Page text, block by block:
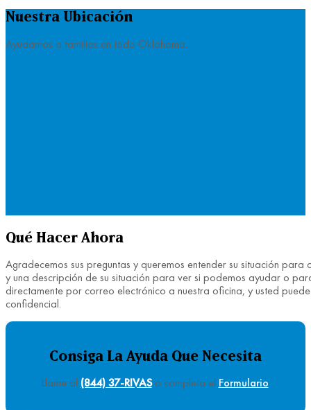
Nuestra Ubicación
Ayudamos a familias en todo Oklahoma.
Qué Hacer Ahora
Agradecemos sus preguntas y queremos entender su situación
y una descripción de su situación para ver si podemos ayudar o
directamente por correo electrónico a nuestra oficina, y usted
confidencial.
Consiga La Ayuda Que Necesita
Llame al (844) 37-RIVASo completa el Formulario.